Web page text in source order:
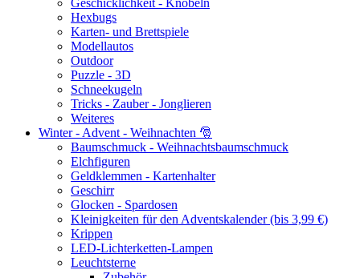
Geschicklichkeit - Knobeln
Hexbugs
Karten- und Brettspiele
Modellautos
Outdoor
Puzzle - 3D
Schneekugeln
Tricks - Zauber - Jonglieren
Weiteres
Winter - Advent - Weihnachten 🎅
Baumschmuck - Weihnachtsbaumschmuck
Elchfiguren
Geldklemmen - Kartenhalter
Geschirr
Glocken - Spardosen
Kleinigkeiten für den Adventskalender (bis 3,99 €)
Krippen
LED-Lichterketten-Lampen
Leuchtsterne